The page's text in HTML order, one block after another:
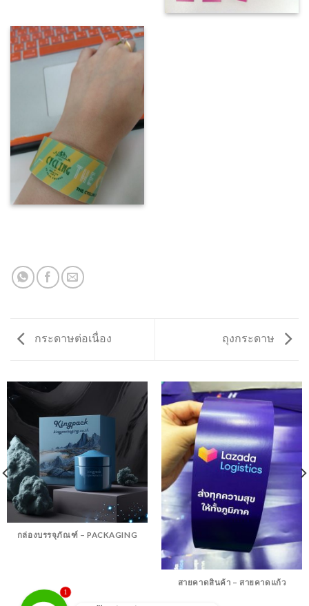
กระดาษต่อเนื่อง ถุงกระดาษ
กล่องบรรจุภัณฑ์ – PACKAGING
สายคาดสินค้า – สายคาดแก้ว
1